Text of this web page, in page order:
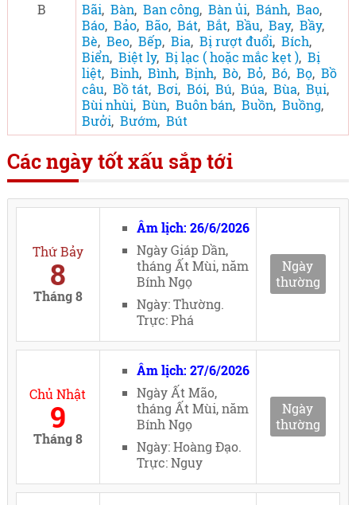
B
Bãi, Bàn, Ban công, Bàn ủi, Bánh, Bao,
Báo, Bảo, Bão, Bát, Bắt, Bầu, Bay, Bầy,
Bè, Beo, Bếp, Bia, Bị rượt đuổi, Bích,
Biển, Biệt ly, Bị lạc ( hoặc mắc kẹt ), Bị
liệt, Binh, Bình, Bịnh, Bò, Bỏ, Bó, Bọ, Bồ
câu, Bồ tát, Bơi, Bói, Bú, Búa, Bùa, Bụi,
Bùi nhùi, Bùn, Buôn bán, Buồn, Buồng,
Bưởi, Bướm, Bút
Các ngày tốt xấu sắp tới
Thứ Bảy
8
Tháng 8
Âm lịch: 26/6/2026
Ngày Giáp Dần,
tháng Ất Mùi, năm
Bính Ngọ
Ngày: Thường.
Trực: Phá
Ngày
thường
Chủ Nhật
9
Tháng 8
Âm lịch: 27/6/2026
Ngày Ất Mão,
tháng Ất Mùi, năm
Bính Ngọ
Ngày: Hoàng Đạo.
Trực: Nguy
Ngày
thường